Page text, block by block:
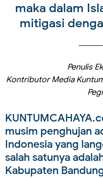
maka dalam
mitigasi
Penulis
Kontributor Media
musim penghujan
Indonesia yang
salah satunya
Kabupaten